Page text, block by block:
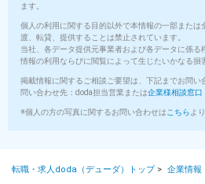
ます。
個人の利用に関する目的以外で本情報の一部または
渡、転貸、提供することは禁止されています。
当社、各データ提供元事業者および各データに係
情報の利用ならびに閲覧によって生じたいかなる損
掲載情報に関するご相談ご要望は、下記までお問い
問い合わせ先：doda担当営業または企業様相談窓口
※個人の方の写真に関するお問い合わせは こちら よ
転職・求人doda（デューダ）トップ> 企業情報